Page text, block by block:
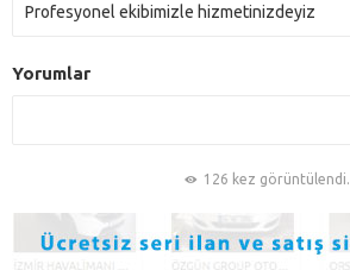
Profesyonel ekibimizle hizmetinizdeyiz
Yorumlar
126 kez görüntülendi.